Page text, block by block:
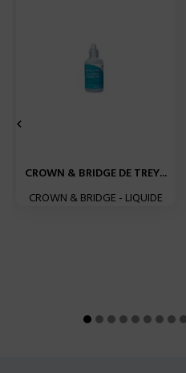
CROWN & BRIDGE DE TREY...
CROWN & BRIDGE - LIQUIDE
